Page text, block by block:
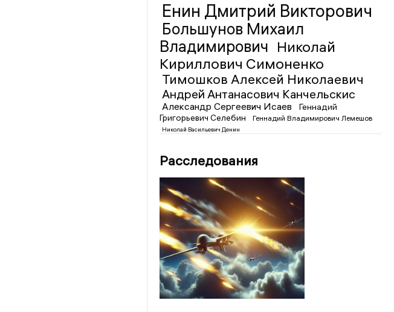
Енин Дмитрий Викторович
Большунов Михаил
Владимирович Николай
Кириллович Симоненко
Тимошков Алексей Николаевич
Андрей Антанасович Канчельскис
Александр Сергеевич Исаев
Геннадий
Григорьевич Селебин
Геннадий Владимирович Лемешов
Николай Васильевич Денин
Расследования